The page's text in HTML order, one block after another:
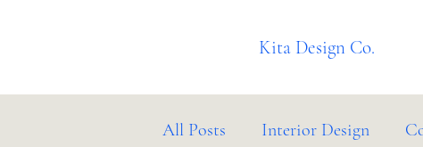
Kita Design Co.
All Posts Interior Design